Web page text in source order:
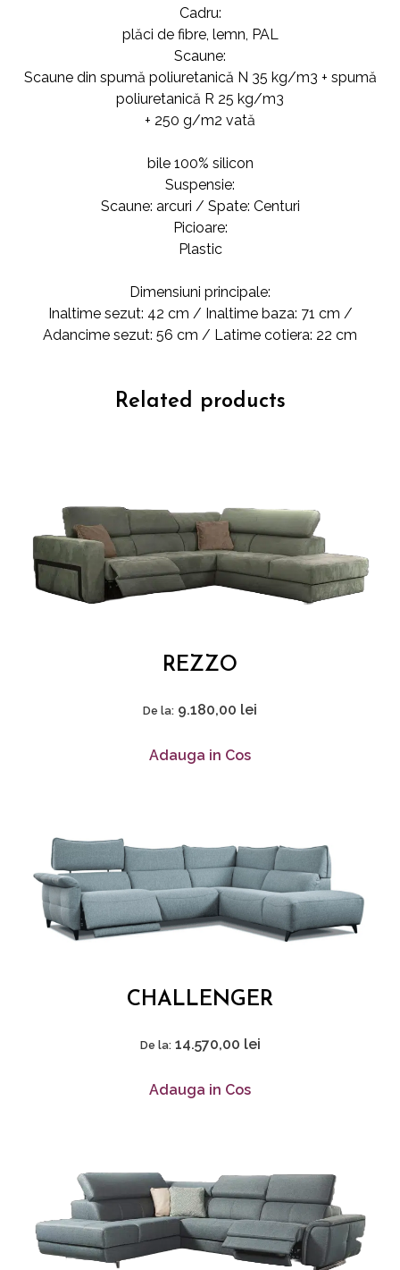
Cadru:
plăci de fibre, lemn, PAL
Scaune:
Scaune din spumă poliuretanică N 35 kg/m3 + spumă
poliuretanică R 25 kg/m3
+ 250 g/m2 vată
bile 100% silicon
Suspensie:
Scaune: arcuri / Spate: Centuri
Picioare:
Plastic
Dimensiuni principale:
Inaltime sezut: 42 cm / Inaltime baza: 71 cm /
Adancime sezut: 56 cm / Latime cotiera: 22 cm
Related products
REZZO
De la: 9.180,00 lei
Adauga in Cos
CHALLENGER
De la: 14.570,00 lei
Adauga in Cos